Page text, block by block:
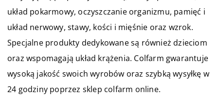
układ pokarmowy, oczyszczanie organizmu, pamięć i
układ nerwowy, stawy, kości i mięśnie oraz wzrok.
Specjalne produkty dedykowane są również dzieciom
oraz wspomagają układ krążenia. Colfarm gwarantuje
wysoką jakość swoich wyrobów oraz szybką wysyłkę w
24 godziny poprzez sklep colfarm online.